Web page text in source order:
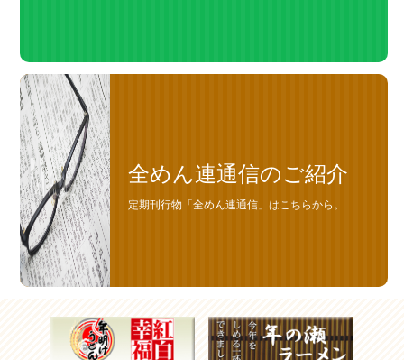
全めん連通信のご紹介
定期刊行物「全めん連通信」はこちらから。